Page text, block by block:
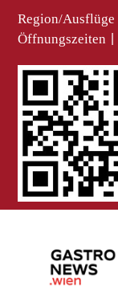
Region/Ausflüge
Öffnungszeiten